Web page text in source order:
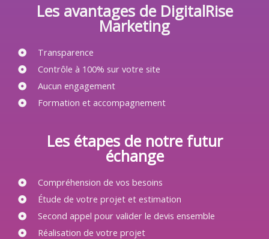
Les avantages de DigitalRise
Marketing
Transparence
Contrôle à 100% sur votre site
Aucun engagement
Formation et accompagnement
Les étapes de notre futur
échange
Compréhension de vos besoins
Étude de votre projet et estimation
Second appel pour valider le devis ensemble
Réalisation de votre projet